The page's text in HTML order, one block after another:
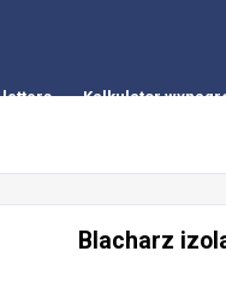
letters Kalkulator
Blacharz